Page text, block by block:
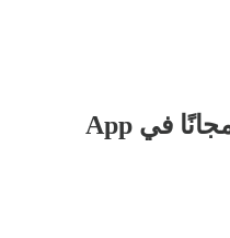
تابع قراءة هذا المنشور مجانًا في App